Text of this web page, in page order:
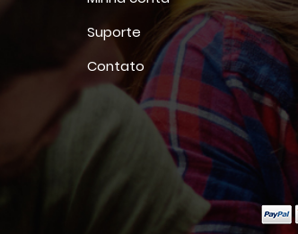
Suporte
Contato